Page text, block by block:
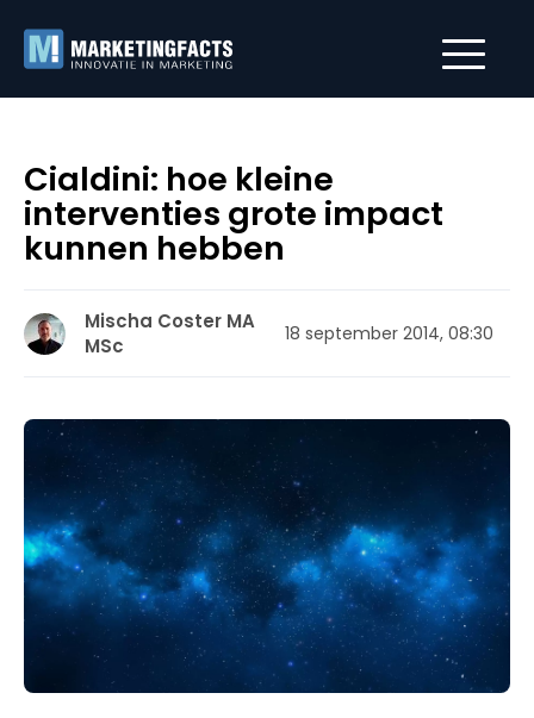
Cialdini: hoe kleine
interventies grote impact
kunnen hebben
Mischa Coster MA
MSc
18 september 2014, 08:30